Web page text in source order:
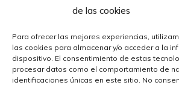
de las cookies
Para ofrecer las mejores experiencias,
las cookies para almacenar y/o acceder a la
dispositivo. El consentimiento de estas
procesar datos como el comportamiento de
identificaciones únicas en este sitio. No
¿Hablamos?
624 51 12 10
info@hosteleriasantander.com